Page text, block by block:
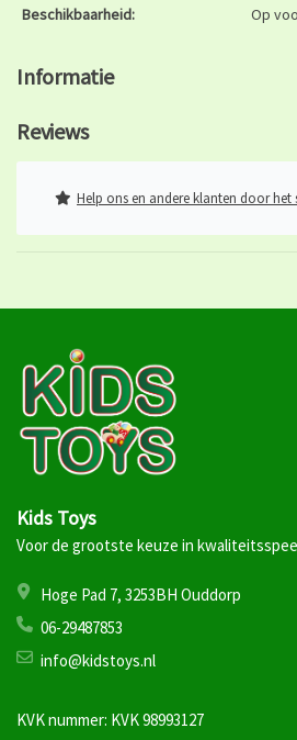
Beschikbaarheid:
Op
Informatie
Reviews
Help ons en andere klanten door het
Kids Toys
Voor de grootste keuze in
Hoge Pad 7, 3253BH Ouddorp
06-29487853
info@kidstoys.nl
KVK nummer: KVK 98993127